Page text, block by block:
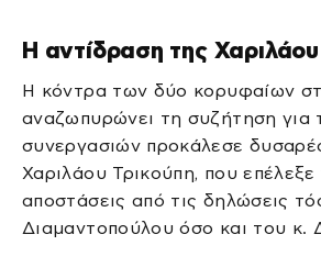
Η αντίδραση της Χαριλάου
Η κόντρα των δύο κορυφαίων
αναζωπυρώνει τη συζήτηση για
συνεργασιών προκάλεσε
Χαριλάου Τρικούπη, που επέλεξε
αποστάσεις από τις δηλώσεις
Διαμαντοπούλου όσο και του κ.